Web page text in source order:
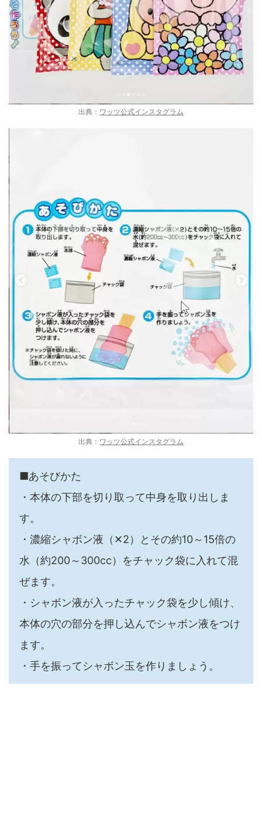
出典： ワッツ公式インスタグラム
出典： ワッツ公式インスタグラム
■あそびかた
・本体の下部を切り取って中身を取り出しま
す。
・濃縮シャボン液（✕2）とその約10～15倍の
水（約200～300cc）をチャック袋に入れて混
ぜます。
・シャボン液が入ったチャック袋を少し傾け、
本体の穴の部分を押し込んでシャボン液をつけ
ます。
・手を振ってシャボン玉を作りましょう。